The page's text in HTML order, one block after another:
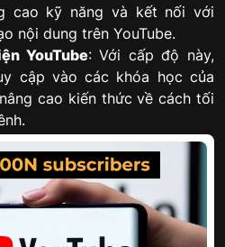
cao kỹ năng và kết nối với
nội dung trên YouTube.
YouTube: Với cấp độ này,
cập vào các khóa học của
cao kiến thức về cách tối